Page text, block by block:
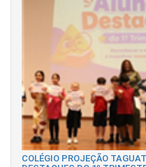
COLÉGIO PROJEÇÃO